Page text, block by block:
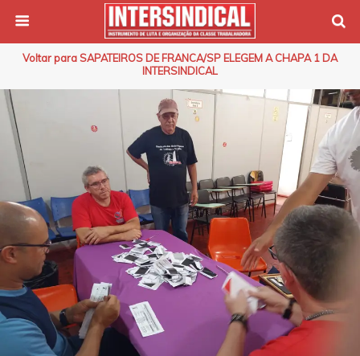
Voltar para SAPATEIROS DE FRANCA/SP ELEGEM A CHAPA 1 DA
INTERSINDICAL